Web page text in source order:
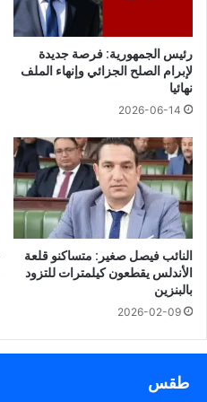
رئيس الجمهورية: فرصة جديدة
لإبرام الصلح الجزائي وإنهاء الملف
نهائيا
2026-06-14
النائب فيصل صغير: متساكنو قلعة
الأندلس يقطعون كيلمترات للتزود
بالبنزين
2026-02-09
طقس